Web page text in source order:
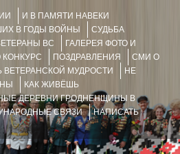
И В ПАМЯТИ НАВЕКИ
В ГОДЫ ВОЙНЫ
СУДЬБА
ВС
ГАЛЕРЕЯ ФОТО И
КОНКУРС ПОЗДРАВЛЕНИЯ
СМИ О
ВЕТЕРАНСКОЙ МУДРОСТИ
НЕ
КАК ЖИВЁШЬ
ДЕРЕВНИ ГРОДНЕНЩИНЫ В
СВЯЗИ
НАПИСАТЬ